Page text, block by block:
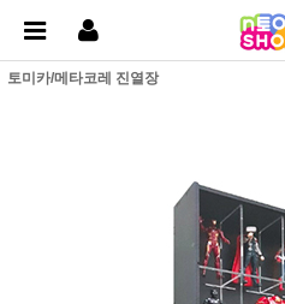
토미카/메타코레 진열장